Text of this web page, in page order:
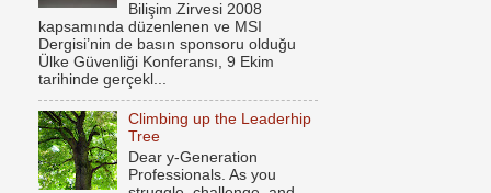
Bilişim Zirvesi 2008
kapsamında düzenlenen ve MSI
Dergisi’nin de basın sponsoru olduğu
Ülke Güvenliği Konferansı, 9 Ekim
tarihinde gerçekl...
Climbing up the Leaderhip
Tree
Dear y-Generation
Professionals. As you